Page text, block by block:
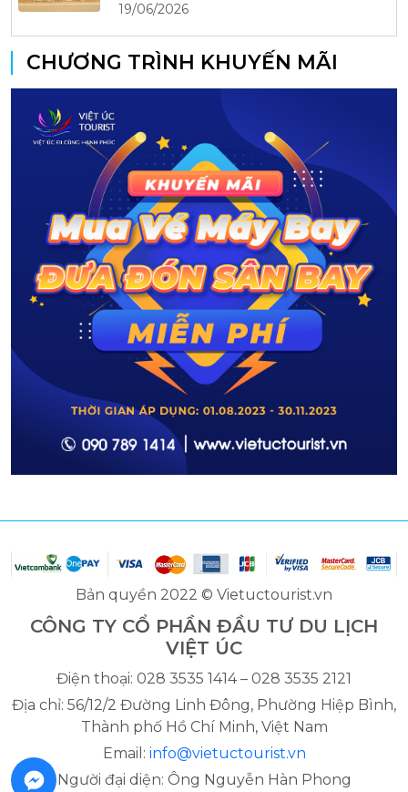
19/06/2026
CHƯƠNG TRÌNH KHUYẾN MÃI
Bản quyền 2022 © Vietuctourist.vn
CÔNG TY CỔ PHẦN ĐẦU TƯ DU LỊCH
VIỆT ÚC
Điện thoại: 028 3535 1414 – 028 3535 2121
Địa chỉ: 56/12/2 Đường Linh Đông, Phường Hiệp Bình,
Thành phố Hồ Chí Minh, Việt Nam
Email: info@vietuctourist.vn
Người đại diện: Ông Nguyễn Hàn Phong